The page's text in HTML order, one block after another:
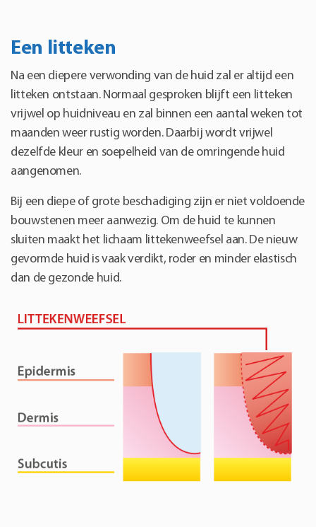
Een litteken
Na een diepere verwonding van de huid zal er altijd een
litteken ontstaan. Normaal gesproken blijft een litteken
vrijwel op huidniveau en zal binnen een aantal weken tot
maanden weer rustig worden. Daarbij wordt vrijwel
dezelfde kleur en soepelheid van de omringende huid
aangenomen.
Bij een diepe of grote beschadiging zijn er niet voldoende
bouwstenen meer aanwezig. Om de huid te kunnen
sluiten maakt het lichaam littekenweefsel aan. De nieuw
gevormde huid is vaak verdikt, roder en minder elastisch
dan de gezonde huid.